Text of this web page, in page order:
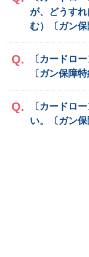
が、どうす
む）〔ガン
〔カードロ
〔ガン保障
〔カードロ
い。〔ガン